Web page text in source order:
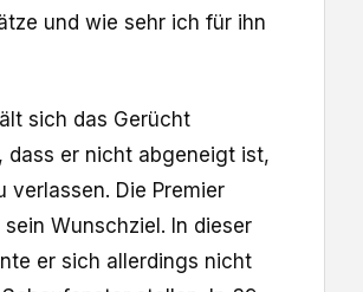
und wie sehr ich für ihn
sich das Gerücht
dass er nicht abgeneigt ist,
verlassen. Die Premier
sein Wunschziel. In dieser
er sich allerdings nicht